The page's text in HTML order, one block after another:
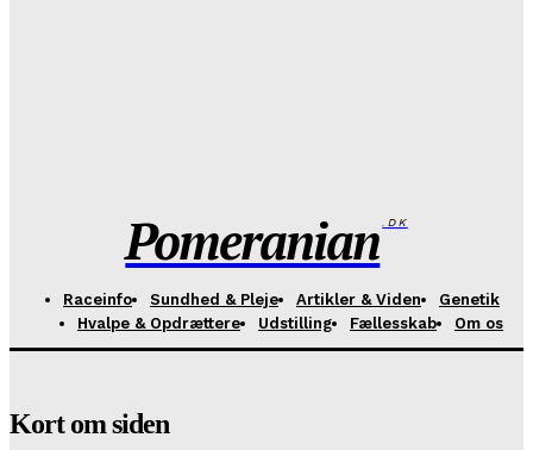
Pomeranian .DK
Raceinfo Sundhed & Pleje Artikler & Viden
Genetik
Hvalpe & Opdrættere
Udstilling Fællesskab Om os
Kort om siden